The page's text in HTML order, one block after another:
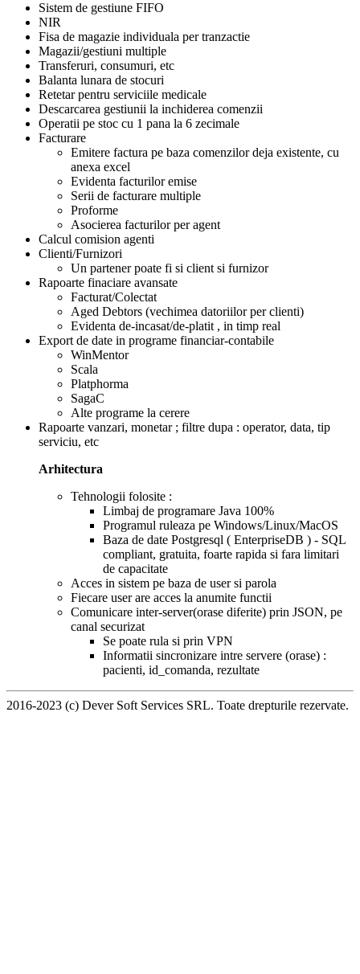
Sistem de gestiune FIFO
NIR
Fisa de magazie individuala per tranzactie
Magazii/gestiuni multiple
Transferuri, consumuri, etc
Balanta lunara de stocuri
Retetar pentru serviciile medicale
Descarcarea gestiunii la inchiderea comenzii
Operatii pe stoc cu 1 pana la 6 zecimale
Facturare
Emitere factura pe baza comenzilor deja existente, cu
anexa excel
Evidenta facturilor emise
Serii de facturare multiple
Proforme
Asocierea facturilor per agent
Calcul comision agenti
Clienti/Furnizori
Un partener poate fi si client si furnizor
Rapoarte finaciare avansate
Facturat/Colectat
Aged Debtors (vechimea datoriilor per clienti)
Evidenta de-incasat/de-platit , in timp real
Export de date in programe financiar-contabile
WinMentor
Scala
Platphorma
SagaC
Alte programe la cerere
Rapoarte vanzari, monetar ; filtre dupa : operator, data, tip
serviciu, etc
Arhitectura
Tehnologii folosite :
Limbaj de programare Java 100%
Programul ruleaza pe Windows/Linux/MacOS
Baza de date Postgresql ( EnterpriseDB ) - SQL
compliant, gratuita, foarte rapida si fara limitari
de capacitate
Acces in sistem pe baza de user si parola
Fiecare user are acces la anumite functii
Comunicare inter-server(orase diferite) prin JSON, pe
canal securizat
Se poate rula si prin VPN
Informatii sincronizare intre servere (orase) :
pacienti, id_comanda, rezultate
2016-2023 (c) Dever Soft Services SRL. Toate drepturile rezervate.